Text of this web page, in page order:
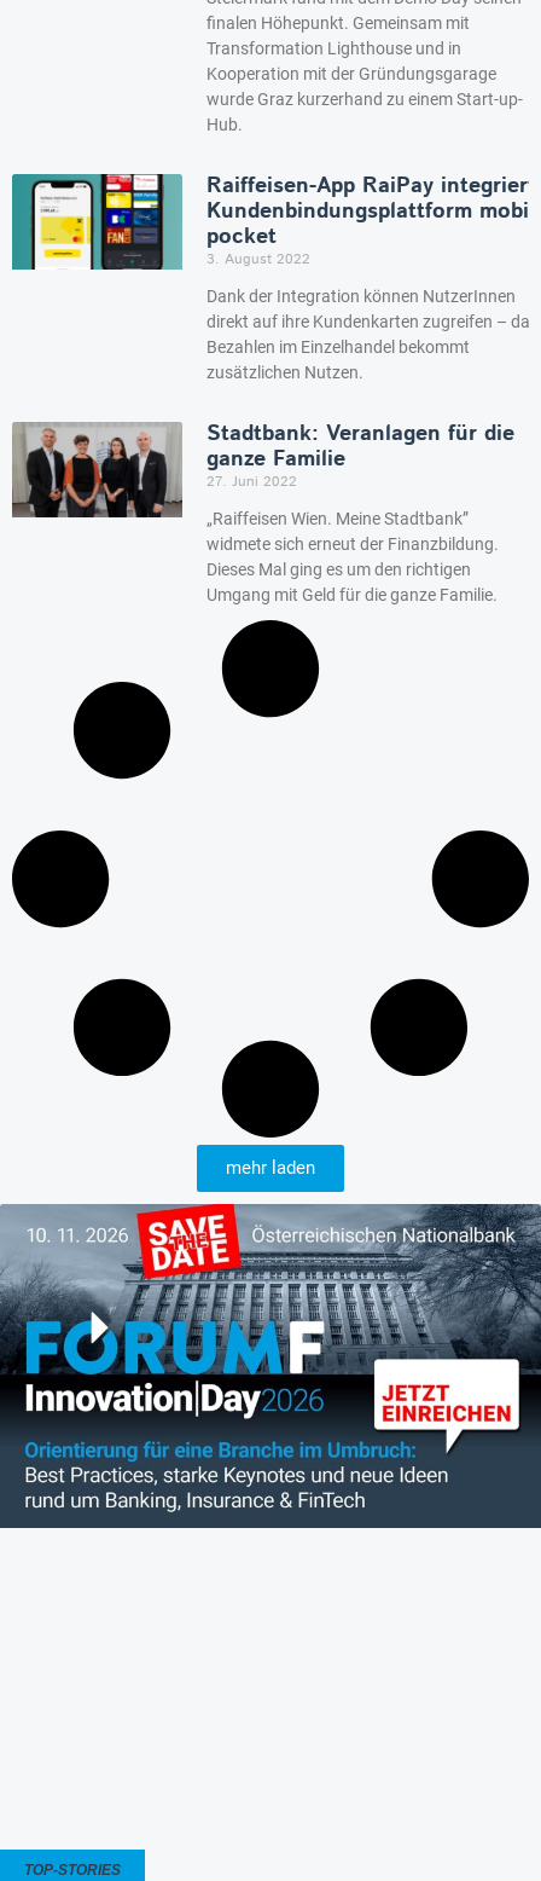
finalen Höhepunkt. Gemeinsam mit
Transformation Lighthouse und in
Kooperation mit der Gründungsgarage
wurde Graz kurzerhand zu einem Start-up-
Hub.
Raiffeisen-App RaiPay integriert
Kundenbindungsplattform
pocket
3. August 2022
Dank der Integration können NutzerInnen
direkt auf ihre Kundenkarten zugreifen – das
Bezahlen im Einzelhandel bekommt
zusätzlichen Nutzen.
Stadtbank: Veranlagen für die
ganze Familie
27. Juni 2022
„Raiffeisen Wien. Meine Stadtbank”
widmete sich erneut der Finanzbildung.
Dieses Mal ging es um den richtigen
Umgang mit Geld für die ganze Familie.
mehr laden
TOP-STORIES